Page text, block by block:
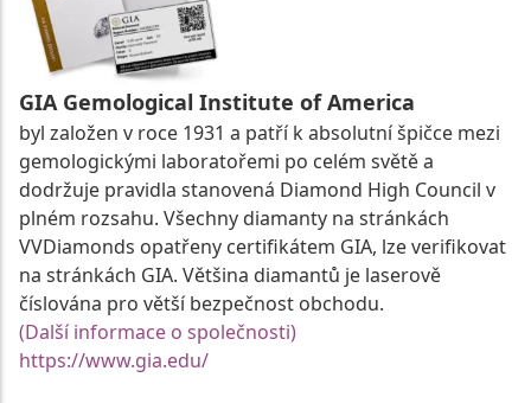
GIA Gemological Institute of America
byl založen v roce 1931 a patří k absolutní špičce mezi
gemologickými laboratořemi po celém světě a
dodržuje pravidla stanovená Diamond High Council v
plném rozsahu. Všechny diamanty na stránkách
VVDiamonds opatřeny certifikátem GIA, lze verifikovat
na stránkách GIA. Většina diamantů je laserově
číslována pro větší bezpečnost obchodu.
(Další informace o společnosti)
https://www.gia.edu/